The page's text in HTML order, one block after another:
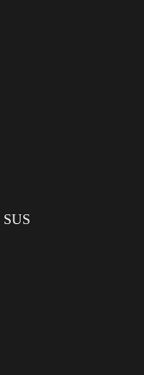
SUS